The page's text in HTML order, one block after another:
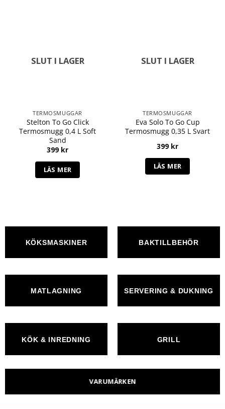
SLUT I LAGER
TERMOSMUGGAR
Stelton To Go Click
Termosmugg 0,4 L Soft
Sand
399 kr
LÄS MER
SLUT I LAGER
TERMOSMUGGAR
Eva Solo To Go Cup
Termosmugg 0,35 L Svart
399 kr
LÄS MER
KÖKSMASKINER BAKTILLBEHÖR
MATLAGNING SERVERING & DUKNING
KÖK & INREDNING GRILL
VARUMÄRKEN